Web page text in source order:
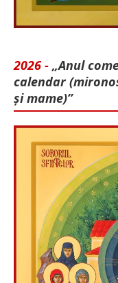
2026 - „Anul
calendar
și mame)”